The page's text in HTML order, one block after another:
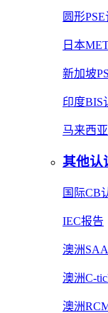
圆形
日本
新加坡
印度BIS
马来西
其他认
国际CB
IEC报告
澳洲
澳洲C-
澳洲